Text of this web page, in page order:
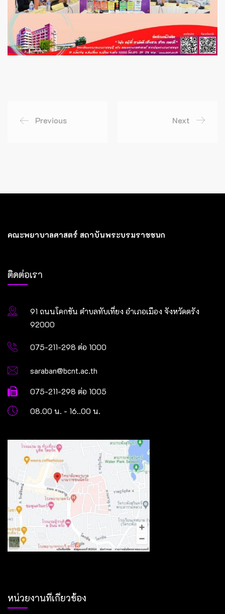
Previous Next
คณะพยาบาลศาสตร์ สถาบันพระบรมราชชนก
ติดต่อเรา
91 ถนนโคกขัน ตำบลทับเที่ยง อำเภอเมือง จังหวัดตรัง
92000
075-211-298 ต่อ 1000
saraban@bcnt.ac.th
075-211-298 ต่อ 1005
08.00 น. - 16..00 น.
หน่วยงานที่เกี่ยวข้อง